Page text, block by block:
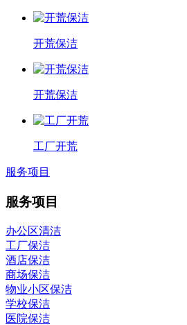
开荒保洁
开荒保洁
工厂开荒
服务项目
服务项目
办公区清洁
工厂保洁
酒店保洁
商场保洁
物业小区保洁
学校保洁
医院保洁